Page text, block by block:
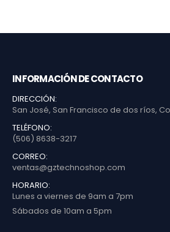
INFORMACIÓN DE CONTACTO
DIRECCIÓN:
San José, San Francisco de dos ríos,
TELÉFONO:
(506) 8638-3217
CORREO:
ventas@gztechnoshop.com
HORARIO:
Lunes a viernes de 9am a 7pm
Sábados de 10am a 5pm